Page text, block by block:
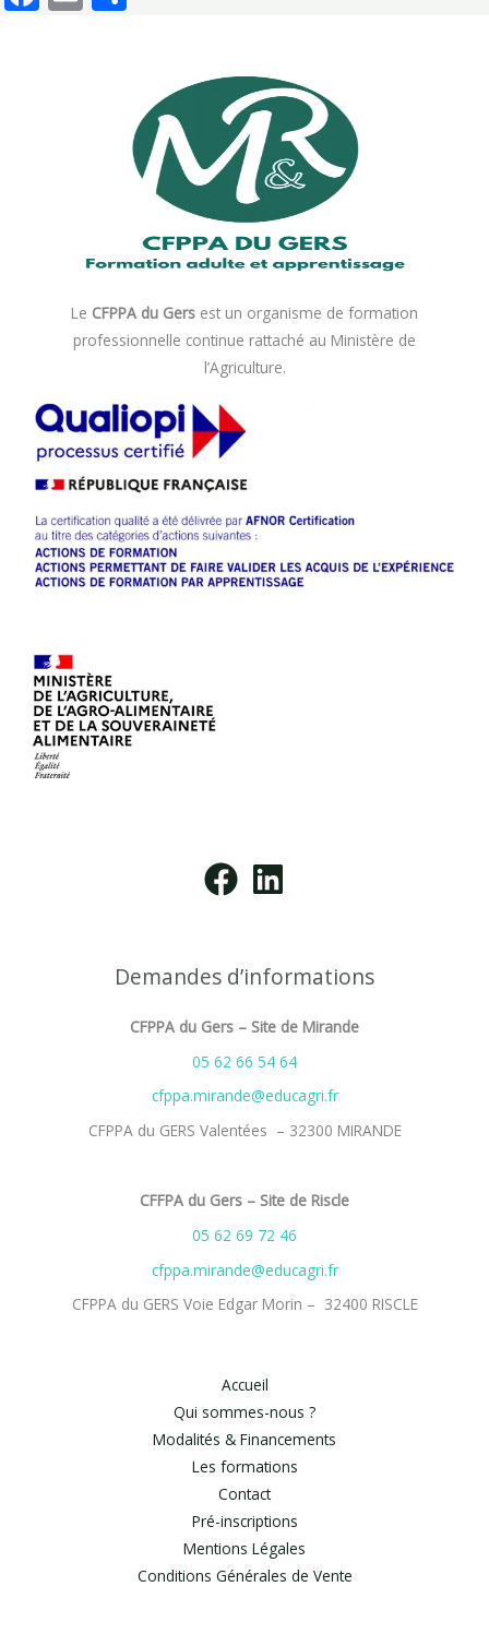
er
Le CFPPA du Gers est un organisme de formation
professionnelle continue rattaché au Ministère de
l’Agriculture.
Demandes d’informations
CFPPA du Gers – Site de Mirande
05 62 66 54 64
cfppa.mirande@educagri.fr
CFPPA du GERS Valentées – 32300 MIRANDE
CFFPA du Gers – Site de Riscle
05 62 69 72 46
cfppa.mirande@educagri.fr
CFPPA du GERS Voie Edgar Morin – 32400 RISCLE
Accueil
Qui sommes-nous ?
Modalités & Financements
Les formations
Contact
Pré-inscriptions
Mentions Légales
Conditions Générales de Vente